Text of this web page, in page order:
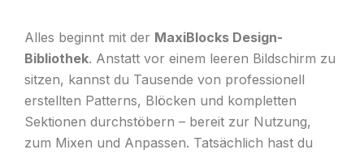
Alles beginnt mit der MaxiBlocks Design-
Bibliothek. Anstatt vor einem leeren Bildschirm zu
sitzen, kannst du Tausende von professionell
erstellten Patterns, Blöcken und kompletten
Sektionen durchstöbern – bereit zur Nutzung,
zum Mixen und Anpassen. Tatsächlich hast du